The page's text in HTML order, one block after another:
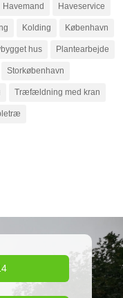
Havemand Haveservice
Kolding København
hus Plantearbejde
Storkøbenhavn
Træfældning med kran